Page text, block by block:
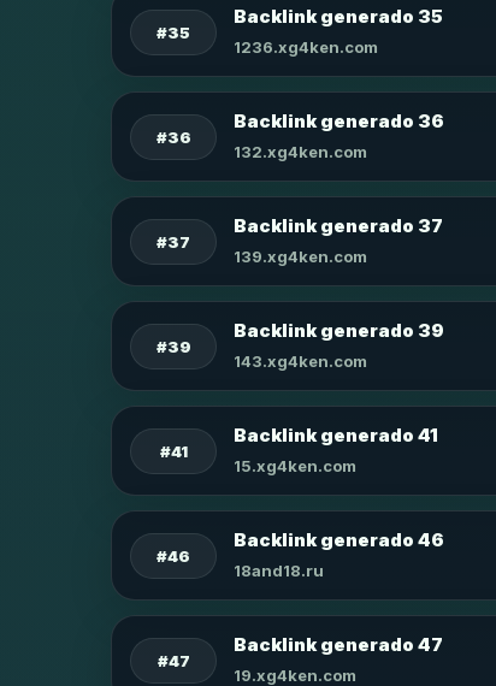
#35
Backlink generado 35
1236.xg4ken.com
#36
Backlink generado 36
132.xg4ken.com
#37
Backlink generado 37
139.xg4ken.com
#39
Backlink generado 39
143.xg4ken.com
#41
Backlink generado 41
15.xg4ken.com
#46
Backlink generado 46
18and18.ru
#47
Backlink generado 47
19.xg4ken.com